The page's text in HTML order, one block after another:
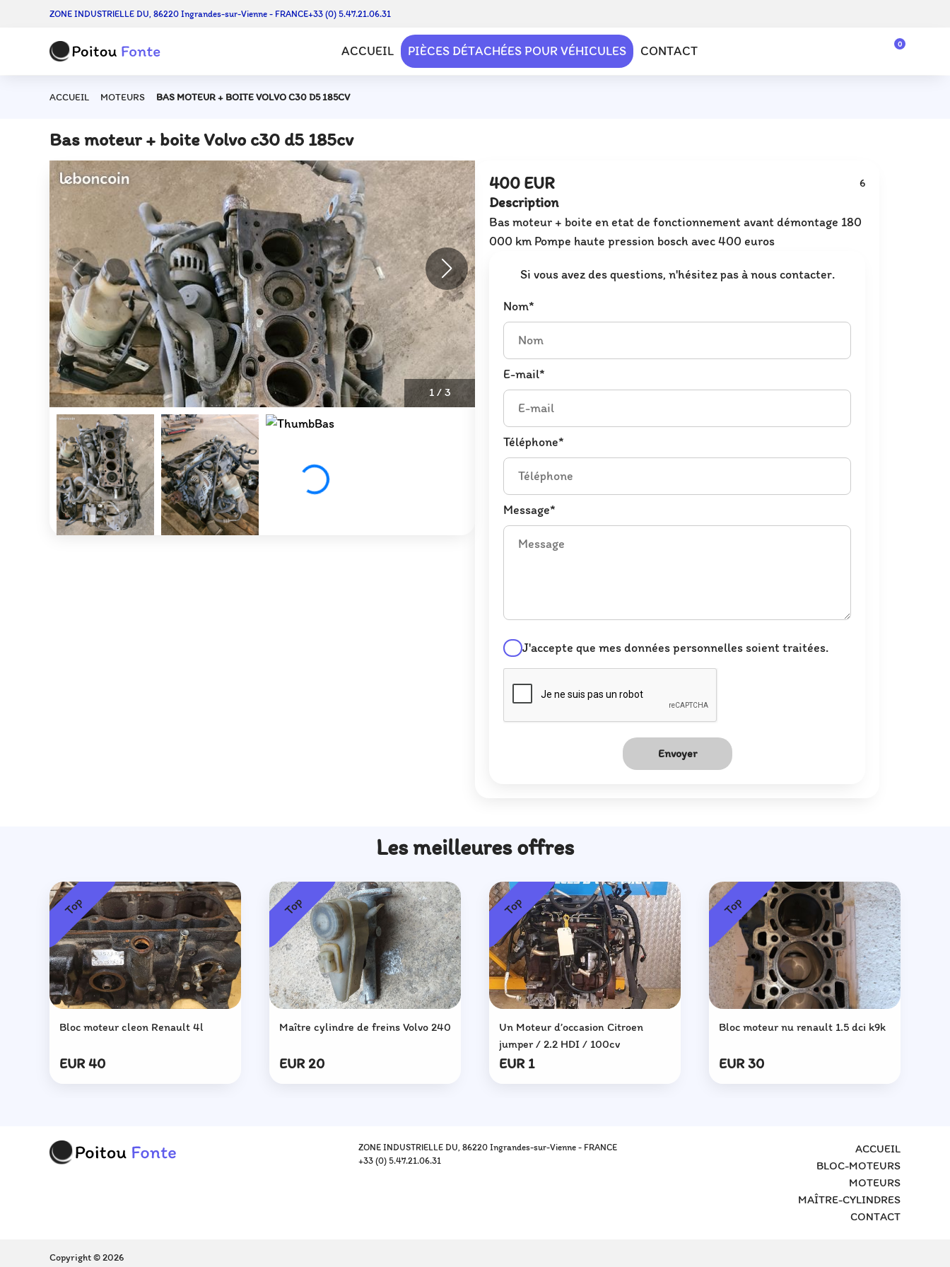
ZONE INDUSTRIELLE DU, 86220 Ingrandes-sur-Vienne - FRANCE+33 (0) 5.47.21.06.31
ACCUEIL PIÈCES DÉTACHÉES POUR VÉHICULES CONTACT 0
ACCUEIL MOTEURS BAS MOTEUR + BOITE VOLVO C30 D5 185CV
Bas moteur + boite Volvo c30 d5 185cv
1/ 3
400 EUR 6
Description
Bas moteur + boite en etat de fonctionnement avant démontage 180
000 km Pompe haute pression bosch avec 400 euros
Si vous avez des questions, n'hésitez pas à nous contacter.
Nom*
E-mail*
Téléphone*
Message*
J'accepte que mes données personnelles soient traitées.
Envoyer
Les meilleures offres
Top
Bloc moteur cleon Renault 4l
EUR 40
Top
Maître cylindre de freins Volvo 240
EUR 20
Top
Un Moteur d’occasion Citroen
jumper / 2.2 HDI / 100cv
EUR 1
Top
Bloc moteur nu renault 1.5 dci k9k
EUR 30
ZONE INDUSTRIELLE DU, 86220 Ingrandes-sur-Vienne - FRANCE
+33 (0) 5.47.21.06.31
ACCUEIL
BLOC-MOTEURS
MOTEURS
MAÎTRE-CYLINDRES
CONTACT
Copyright © 2026